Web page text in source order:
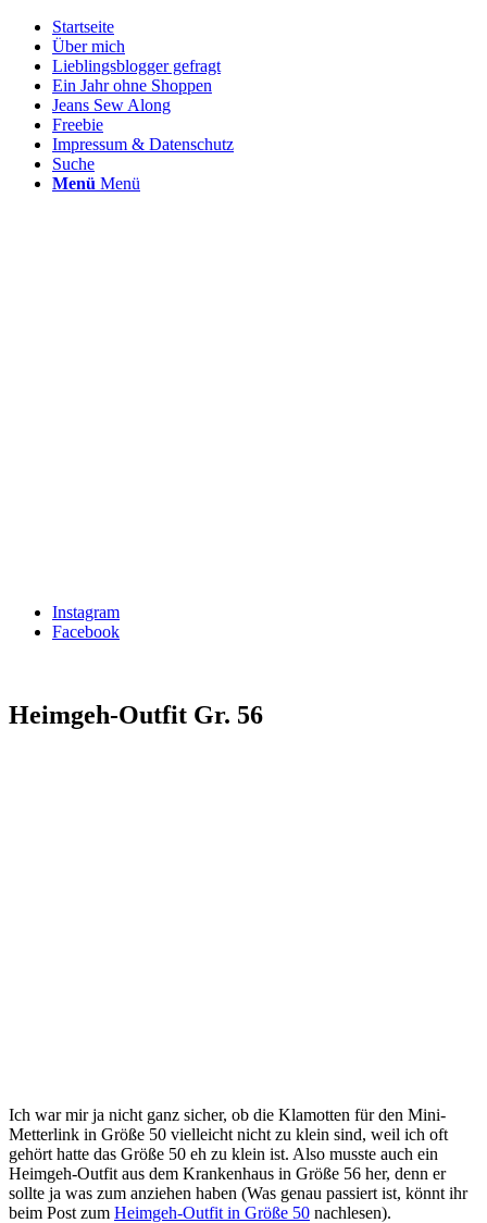
Startseite
Über mich
Lieblingsblogger gefragt
Ein Jahr ohne Shoppen
Jeans Sew Along
Freebie
Impressum & Datenschutz
Suche
Menü Menü
Instagram
Facebook
Heimgeh-Outfit Gr. 56
Ich war mir ja nicht ganz sicher, ob die Klamotten für den Mini-
Metterlink in Größe 50 vielleicht nicht zu klein sind, weil ich oft
gehört hatte das Größe 50 eh zu klein ist. Also musste auch ein
Heimgeh-Outfit aus dem Krankenhaus in Größe 56 her, denn er
sollte ja was zum anziehen haben (Was genau passiert ist, könnt ihr
beim Post zum Heimgeh-Outfit in Größe 50 nachlesen).